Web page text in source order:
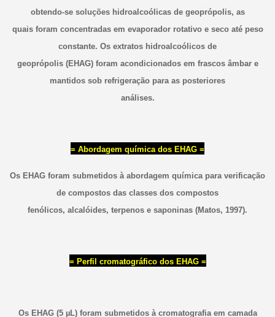
obtendo-se soluções hidroalcoólicas de geoprópolis, as
quais foram concentradas em evaporador rotativo e seco até peso
constante. Os extratos hidroalcoólicos de
geoprópolis (EHAG) foram acondicionados em frascos âmbar e
mantidos sob refrigeração para as posteriores
análises.
= Abordagem química dos EHAG =
Os EHAG foram submetidos à abordagem química para verificação
de compostos das classes dos compostos
fenólicos, alcalóides, terpenos e saponinas (Matos, 1997).
= Perfil cromatográfico dos EHAG =
Os EHAG (5 µL) foram submetidos à cromatografia em camada